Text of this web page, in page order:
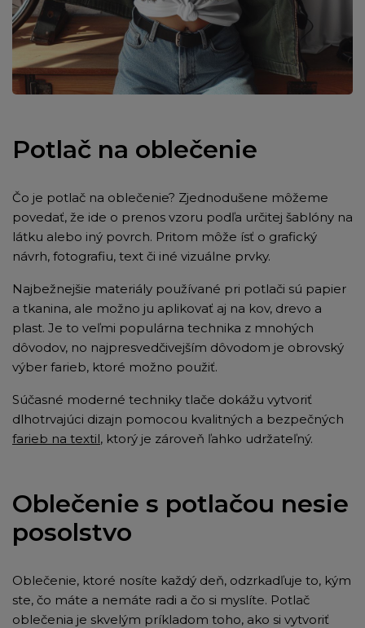
Potlač na oblečenie
Čo je potlač na oblečenie? Zjednodušene môžeme
povedať, že ide o prenos vzoru podľa určitej šablóny na
látku alebo iný povrch. Pritom môže ísť o grafický
návrh, fotografiu, text či iné vizuálne prvky.
Najbežnejšie materiály používané pri potlači sú papier
a tkanina, ale možno ju aplikovať aj na kov, drevo a
plast. Je to veľmi populárna technika z mnohých
dôvodov, no najpresvedčivejším dôvodom je obrovský
výber farieb, ktoré možno použiť.
Súčasné moderné techniky tlače dokážu vytvoriť
dlhotrvajúci dizajn pomocou kvalitných a bezpečných
farieb na textil, ktorý je zároveň ľahko udržateľný.
Oblečenie s potlačou nesie
posolstvo
Oblečenie, ktoré nosíte každý deň, odzrkadľuje to, kým
ste, čo máte a nemáte radi a čo si myslíte. Potlač
oblečenia je skvelým príkladom toho, ako si vytvoriť